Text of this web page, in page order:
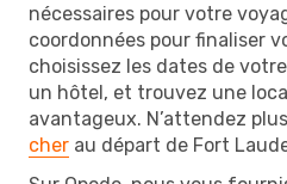
nécessaires pour votre
coordonnées pour finaliser
choisissez les dates de
un hôtel, et trouvez une
avantageux. N’attendez
cher au départ de Fort